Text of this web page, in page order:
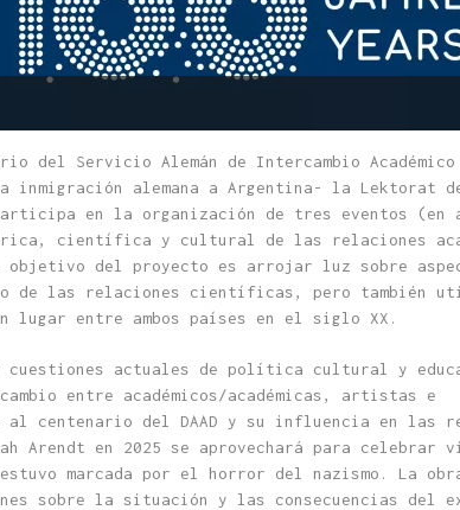
Servicio Alemán de Intercambio Académico
alemana a Argentina- la Lektorat del
en la organización de tres eventos (en
científica y cultural de las relaciones
objetivo del proyecto es arrojar luz sobre
de las relaciones científicas, pero también
entre ambos países en el siglo XX.
cuestiones actuales de política cultural y
entre académicos/académicas, artistas e
al centenario del DAAD y su influencia en las
Arendt en 2025 se aprovechará para celebrar
marcada por el horror del nazismo. La
sobre la situación y las consecuencias del